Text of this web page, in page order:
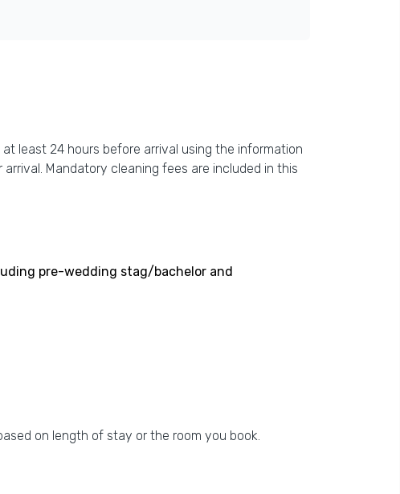
least 24 hours before arrival using the information
Mandatory cleaning fees are included in this
pre-wedding stag/bachelor and
on length of stay or the room you book.